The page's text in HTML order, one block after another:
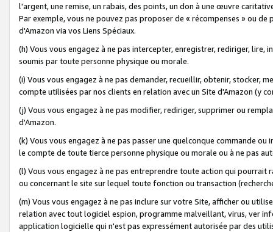
l'argent, une remise, un rabais, des points, un don à une œuvre
Par exemple, vous ne pouvez pas proposer de « récompenses » ou
d'Amazon via vos Liens Spéciaux.
(h) Vous vous engagez à ne pas intercepter, enregistrer, rediriger,
soumis par toute personne physique ou morale.
(i) Vous vous engagez à ne pas demander, recueillir, obtenir, stocker,
compte utilisées par nos clients en relation avec un Site d'Amazon (y
(j) Vous vous engagez à ne pas modifier, rediriger, supprimer ou
d'Amazon.
(k) Vous vous engagez à ne pas passer une quelconque commande
le compte de toute tierce personne physique ou morale ou à ne pas
(l) Vous vous engagez à ne pas entreprendre toute action qui
ou concernant le site sur lequel toute fonction ou transaction
(m) Vous vous engagez à ne pas inclure sur votre Site, afficher ou
relation avec tout logiciel espion, programme malveillant, virus, ver
application logicielle qui n'est pas expressément autorisée par des